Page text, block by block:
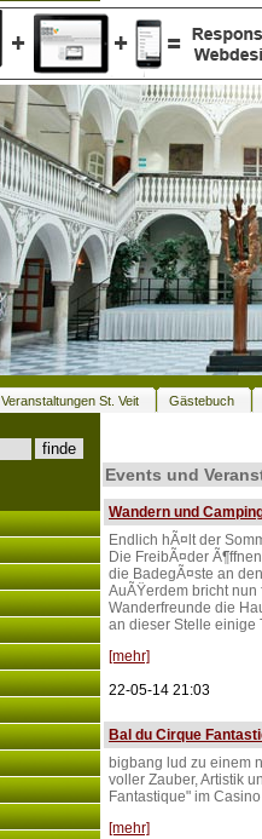
Veranstaltungen St. Veit Gästebuch
Events und
Wandern und
Endlich hÃ¤lt der
Die FreibÃ¤der
die BadegÃ¤ste an
AuÃŸerdem bricht
Wanderfreunde die
an dieser Stelle einige
[mehr]
22-05-14 21:03
Bal du Cirque
bigbang lud zu einem
voller Zauber, Artistik
Fantastique" im
[mehr]